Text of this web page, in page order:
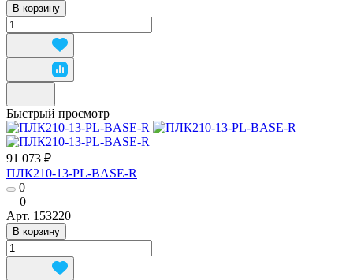
В корзину
Быстрый просмотр
91 073 ₽
ПЛК210-13-PL-BASE-R
0
0
Арт. 153220
В корзину